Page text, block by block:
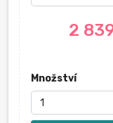
2
Množství